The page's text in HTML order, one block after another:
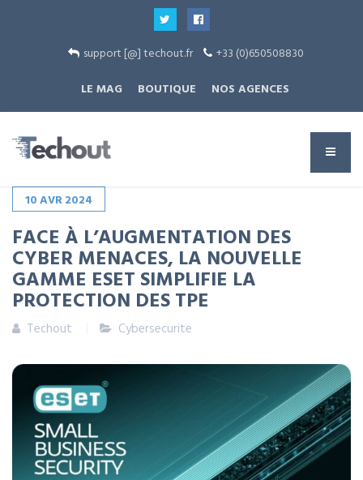
support [@] techout.fr
+33 (0)650508830
LE MAG
BOUTIQUE NOS AGENCES
10AVR2024
FACE À L’AUGMENTATION DES
CYBER MENACES, LA NOUVELLE
GAMME ESET SIMPLIFIE LA
PROTECTION DES TPE
Techout Cybersecurite